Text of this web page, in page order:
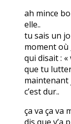
ah mince
elle..
tu sais un
moment où
qui disait :
que tu
maintenant
c’est dur..
ça va ça va